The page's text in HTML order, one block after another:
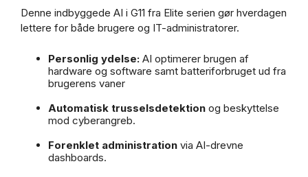
Denne indbyggede AI i G11 fra Elite serien gør hverdagen
lettere for både brugere og IT-administratorer.
Personlig ydelse: AI optimerer brugen af
hardware og software samt batteriforbruget ud fra
brugerens vaner
Automatisk trusselsdetektion og beskyttelse
mod cyberangreb.
Forenklet administration via AI-drevne
dashboards.